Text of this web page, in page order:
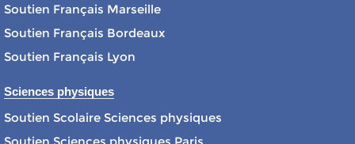
Soutien Français Marseille
Soutien Français Bordeaux
Soutien Français Lyon
Sciences physiques
Soutien Scolaire Sciences physiques